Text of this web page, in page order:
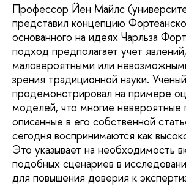
Профессор Йен Майлс
представил концепцию
основанного на идеях Чарльза
подход предполагает учет
маловероятными или
зрения традиционной науки. Ученый
продемонстрировал на примере
моделей, что многие невероятные
описанные в его собственной
сегодня воспринимаются как
Это указывает на необходимость
подобных сценариев в
для повышения доверия к